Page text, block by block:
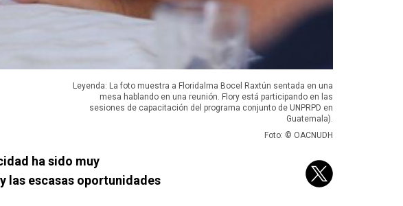
Leyenda: La foto muestra a Floridalma Bocel Raxtún sentada en una
mesa hablando en una reunión. Flory está participando en las
sesiones de capacitación del programa conjunto de UNPRPD en
Guatemala).
Foto: © OACNUDH
ha sido muy
las escasas oportunidades